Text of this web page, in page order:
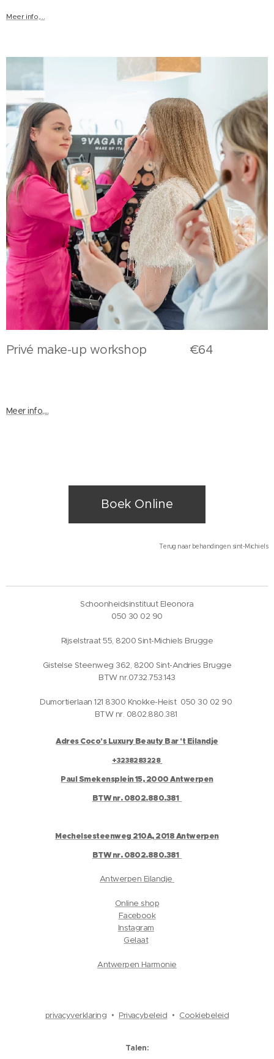
Meer info,...
Privé make-up workshop €64
Meer info,...
Boek Online
Terug naar behandingen sint-Michiels
Schoonheidsinstituut Eleonora
050 30 02 90
Rijselstraat 55, 8200 Sint-Michiels Brugge
Gistelse Steenweg 362, 8200 Sint-Andries Brugge
BTW nr.0732.753.143
Dumortierlaan 121 8300 Knokke-Heist 050 30 02 90
BTW nr. 0802.880.381
Adres Coco's Luxury Beauty Bar 't Eilandje
+3238283228
Paul Smekensplein 15, 2000 Antwerpen
BTW nr. 0802.880.381
Mechelsesteenweg 210A, 2018 Antwerpen
BTW nr. 0802.880.381
Antwerpen Eilandje
Online shop
Facebook
Instagram
Gelaat
Antwerpen Harmonie
privacyverklaring Privacybeleid Cookiebeleid
Talen